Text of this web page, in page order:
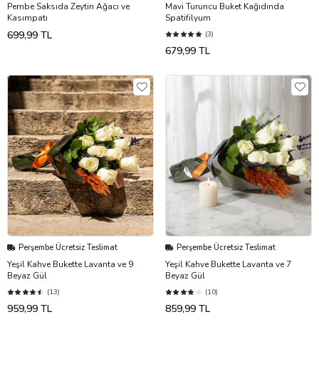
Pembe Saksıda Zeytin Ağacı ve
Kasımpatı
699,99 TL
Mavi Turuncu Buket Kağıdında
Spatifilyum
(3)
679,99 TL
Perşembe Ücretsiz Teslimat
Yeşil Kahve Bukette Lavanta ve 9
Beyaz Gül
(13)
959,99 TL
Perşembe Ücretsiz Teslimat
Yeşil Kahve Bukette Lavanta ve 7
Beyaz Gül
(10)
859,99 TL